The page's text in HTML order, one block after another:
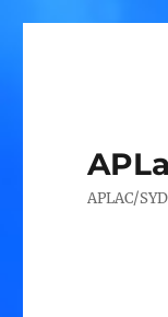
APLAC/